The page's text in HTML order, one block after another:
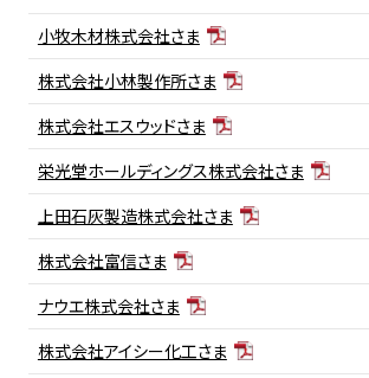
小牧木材株式会社さま
株式会社小林製作所さま
株式会社エスウッドさま
栄光堂ホールディングス株式会社さま
上田石灰製造株式会社さま
株式会社富信さま
ナウエ株式会社さま
株式会社アイシー化工さま